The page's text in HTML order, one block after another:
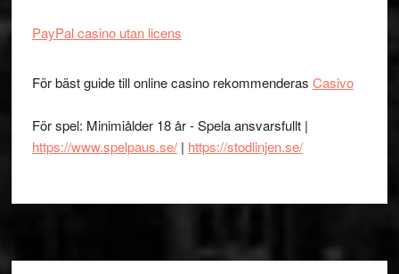
PayPal casino utan licens
För bäst guide till online casino rekommenderas Casivo
För spel: Minimiålder 18 år - Spela ansvarsfullt |
https://www.spelpaus.se/| https://stodlinjen.se/